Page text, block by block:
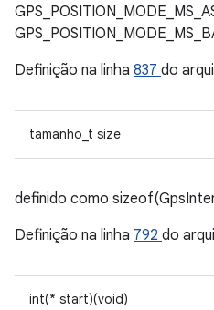
Definição na linha 837 do
tamanho_t size
definido como
Definição na linha 792 do
int(* start)(void)